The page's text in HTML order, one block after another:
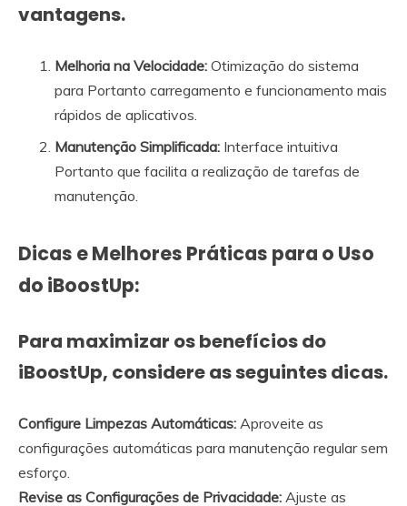
vantagens.
Melhoria na Velocidade: Otimização do sistema
para Portanto carregamento e funcionamento mais
rápidos de aplicativos.
Manutenção Simplificada: Interface intuitiva
Portanto que facilita a realização de tarefas de
manutenção.
Dicas e Melhores Práticas para o Uso
do iBoostUp:
Para maximizar os benefícios do
iBoostUp, considere as seguintes dicas.
Configure Limpezas Automáticas: Aproveite as
configurações automáticas para manutenção regular sem
esforço.
Revise as Configurações de Privacidade: Ajuste as